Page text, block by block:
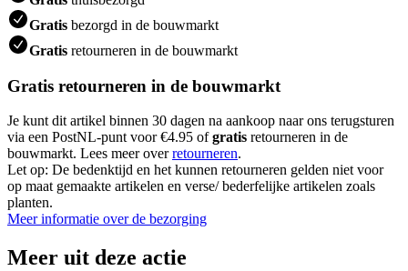
Gratis bezorgd in de bouwmarkt
Gratis retourneren in de bouwmarkt
Gratis retourneren in de bouwmarkt
Je kunt dit artikel binnen 30 dagen na aankoop naar ons terugsturen
via een PostNL-punt voor €4.95 ofgratis retourneren in de
bouwmarkt. Lees meer overretourneren.
Let op: De bedenktijd en het kunnen retourneren gelden niet voor
op maat gemaakte artikelen en verse/ bederfelijke artikelen zoals
planten.
Meer informatie over de bezorging
Meer uit deze actie